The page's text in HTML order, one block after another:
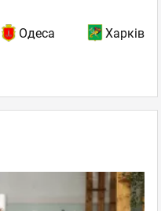
Одеса Харків